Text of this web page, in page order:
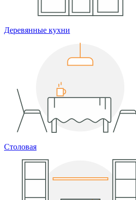
Деревянные кухни
Столовая